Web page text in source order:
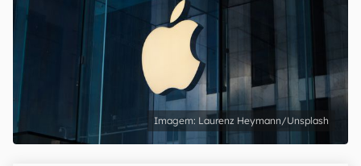
Laurenz Heymann/Unsplash